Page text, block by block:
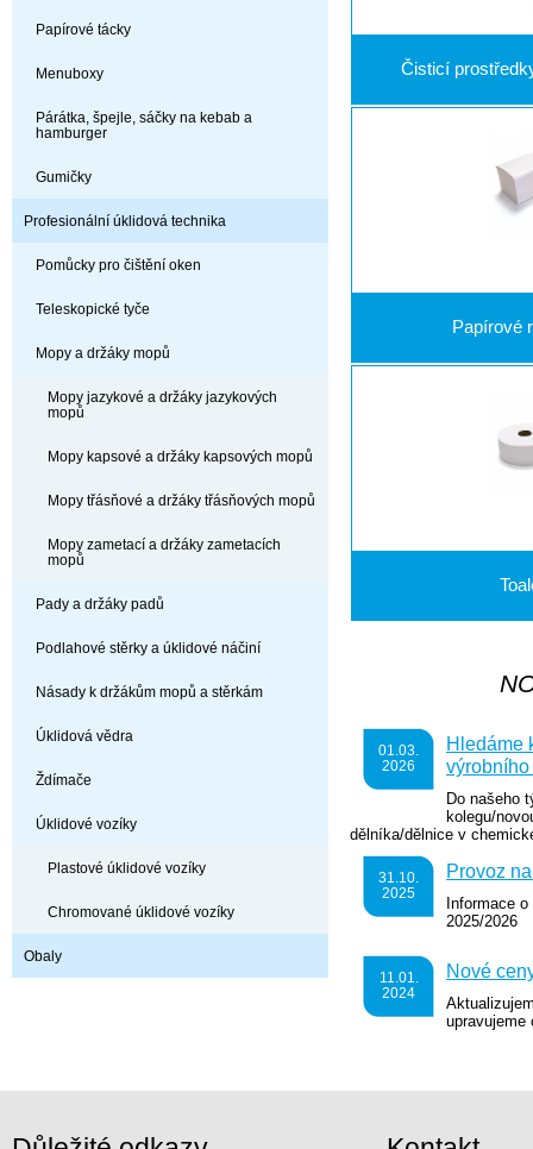
Papírové tácky
Menuboxy
Párátka, špejle, sáčky na kebab a
hamburger
Gumičky
Profesionální úklidová technika
Pomůcky pro čištění oken
Teleskopické tyče
Mopy a držáky mopů
Mopy jazykové a držáky jazykových
mopů
Mopy kapsové a držáky kapsových mopů
Mopy třásňové a držáky třásňových mopů
Mopy zametací a držáky zametacích
mopů
Pady a držáky padů
Podlahové stěrky a úklidové náčiní
Násady k držákům mopů a stěrkám
Úklidová vědra
Ždímače
Úklidové vozíky
Plastové úklidové vozíky
Chromované úklidové vozíky
Obaly
Čisticí
Papírové
01.03.
2026
Hledáme
výrobního
Do našeho
kolegu/
dělníka/dělnice v
31.10.
2025
Provoz
Informace
2025/2026
11.01.
2024
Nové
upravujeme